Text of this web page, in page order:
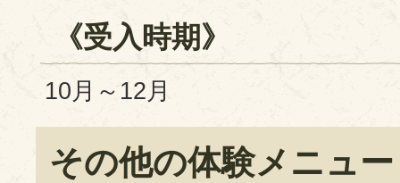
《受入時期》
10月～12月
その他の体験メニュー